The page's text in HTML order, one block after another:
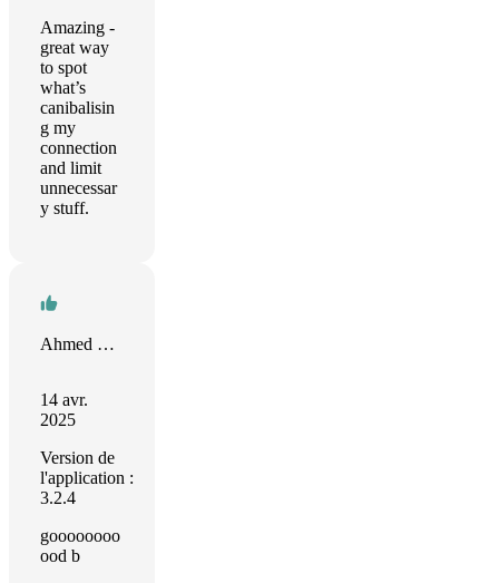
Amazing -
great way
to spot
what’s
canibalisin
g my
connection
and limit
unnecessar
y stuff.
Ahmed Mohamed
14 avr.
2025
Version de
l'application :
3.2.4
goooooooo
ood b